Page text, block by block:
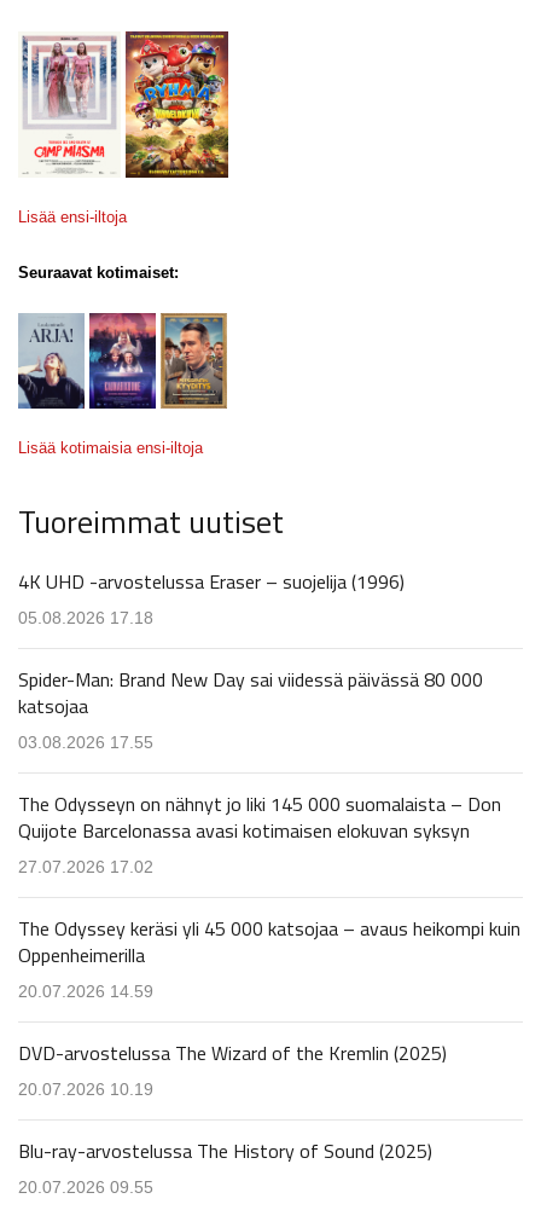
Lisää ensi-iltoja
Seuraavat kotimaiset:
Lisää kotimaisia ensi-iltoja
Tuoreimmat uutiset
4K UHD -arvostelussa Eraser – suojelija (1996)
05.08.2026 17.18
Spider-Man: Brand New Day sai viidessä päivässä 80 000
katsojaa
03.08.2026 17.55
The Odysseyn on nähnyt jo liki 145 000 suomalaista – Don
Quijote Barcelonassa avasi kotimaisen elokuvan syksyn
27.07.2026 17.02
The Odyssey keräsi yli 45 000 katsojaa – avaus heikompi kuin
Oppenheimerilla
20.07.2026 14.59
DVD-arvostelussa The Wizard of the Kremlin (2025)
20.07.2026 10.19
Blu-ray-arvostelussa The History of Sound (2025)
20.07.2026 09.55